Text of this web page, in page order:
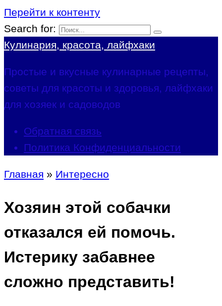
Перейти к контенту
Search for:
Кулинария, красота, лайфхаки
Простые и вкусные кулинарные рецепты,
советы для красоты и здоровья, лайфхаки
для хозяек и садоводов
Обратная связь
Политика Конфиденциальности
Главная » Интересно
Хозяин этой собачки
отказался ей помочь.
Истерику забавнее
сложно представить!